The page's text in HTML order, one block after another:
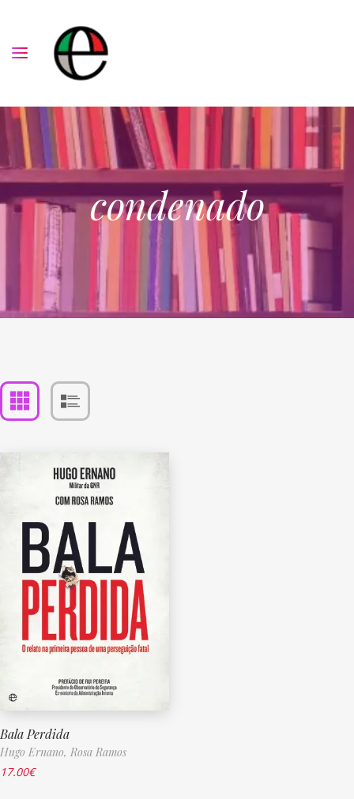
condenado
Bala Perdida
Hugo Ernano, Rosa Ramos
17.00€